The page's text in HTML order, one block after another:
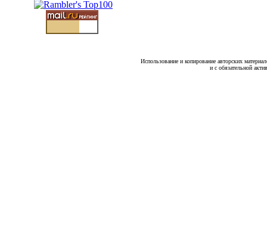
Использование и копирование авторских
и с обязательной